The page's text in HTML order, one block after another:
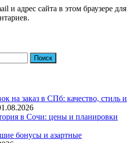
и адрес сайта в этом браузере для
на заказ в СПб: качество, стиль и
в Сочи: цены и планировки
бонусы и азартные